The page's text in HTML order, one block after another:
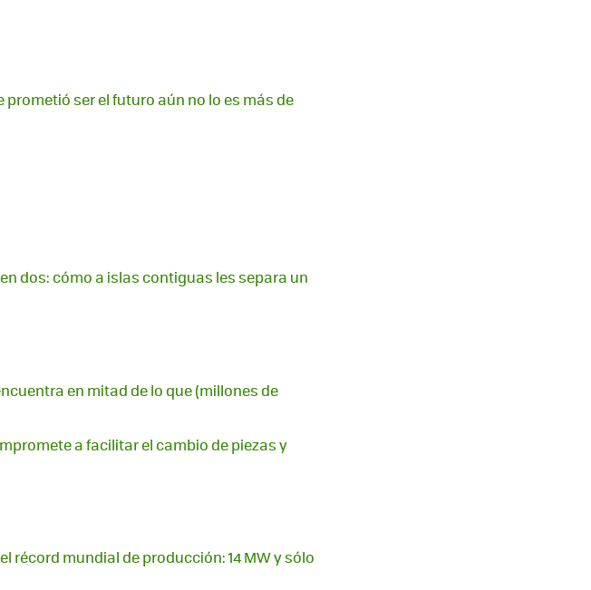
prometió ser el futuro aún no lo es más de
dos: cómo a islas contiguas les separa un
en mitad de lo que (millones de
a facilitar el cambio de piezas y
récord mundial de producción: 14 MW y sólo